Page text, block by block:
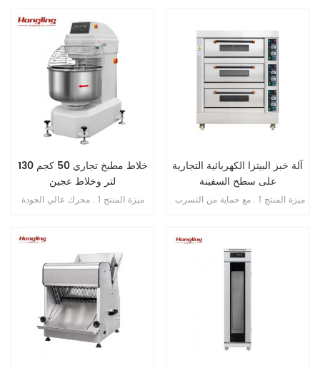
محرك دفع نحاسي . 4 . ثلاث سرعات
ثلاث وظائف 5 . بخطاف , الكرة , فوز
ناقل الحركة بالحزام . 8 . مع حارس
السلامة
اليابان . 5 . فتحة محمية من التسرب
الزائد . 6 . سرعة مزدوجة , اتجاه
خلاط مطبخ تجاري 50 كجم 130
لتر وخلاط عجين
ميزة المنتج 1 . محرك عالي الجودة
ينكسر أبدًا . 4 . محامل مستوردة من
اليابان . 5 . فتحة محمية من التسرب
الزائد . 6 . سرعة مزدوجة , اتجاه
آلة خبز البيتزا الكهربائية التجارية
على سطح السفينة
ميزة المنتج 1 . مع حماية من التسرب .